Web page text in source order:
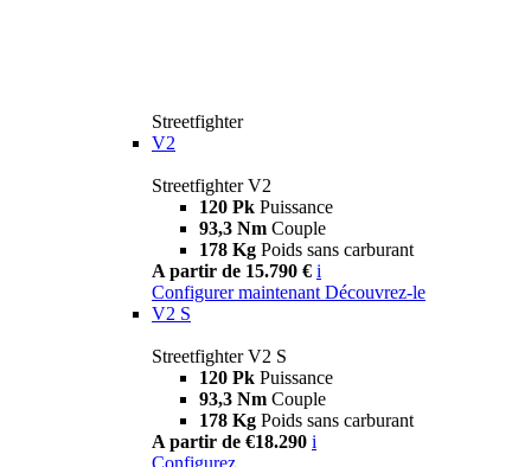
Streetfighter
V2
Streetfighter V2
120 Pk Puissance
93,3 Nm Couple
178 Kg Poids sans carburant
A partir de 15.790 € i
Configurer maintenant Découvrez-le
V2 S
Streetfighter V2 S
120 Pk Puissance
93,3 Nm Couple
178 Kg Poids sans carburant
A partir de €18.290 i
Configurez